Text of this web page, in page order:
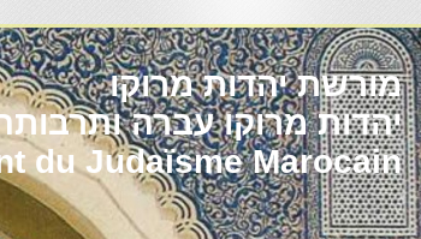
מורשת יהדות מרוקו
du Judaïsme Marocain